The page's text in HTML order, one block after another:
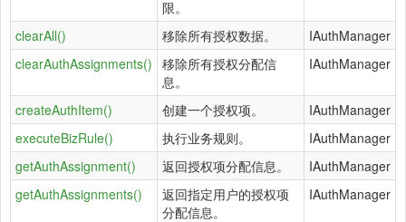
限。
clearAll() 移除所有授权数据。
IAuthManager
clearAuthAssignments() 移除所有授权分配信
息。
IAuthManager
createAuthItem() 创建一个授权项。
IAuthManager
executeBizRule()
执行业务规则。
IAuthManager
getAuthAssignment()
返回授权项分配信息。
IAuthManager
getAuthAssignments()
返回指定用户的授权项
分配信息。
IAuthManager